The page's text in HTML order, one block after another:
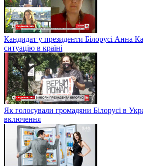
Кандидат у президенти Білорусі Анна
ситуацію в країні
Як голосували громадяни Білорусі в
включення